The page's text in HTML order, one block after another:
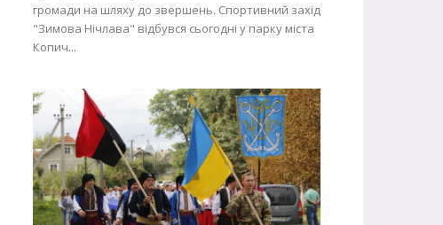
громади на шляху до звершень. Спортивний захід
"Зимова Нічлава" відбувся сьогодні у парку міста
Копич...